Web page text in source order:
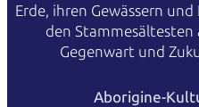
Erde, ihren Gewässern
den Stammesältesten
Gegenwart und
Aborigine-